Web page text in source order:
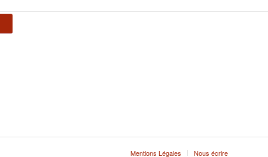
Mentions Légales Nous écrire